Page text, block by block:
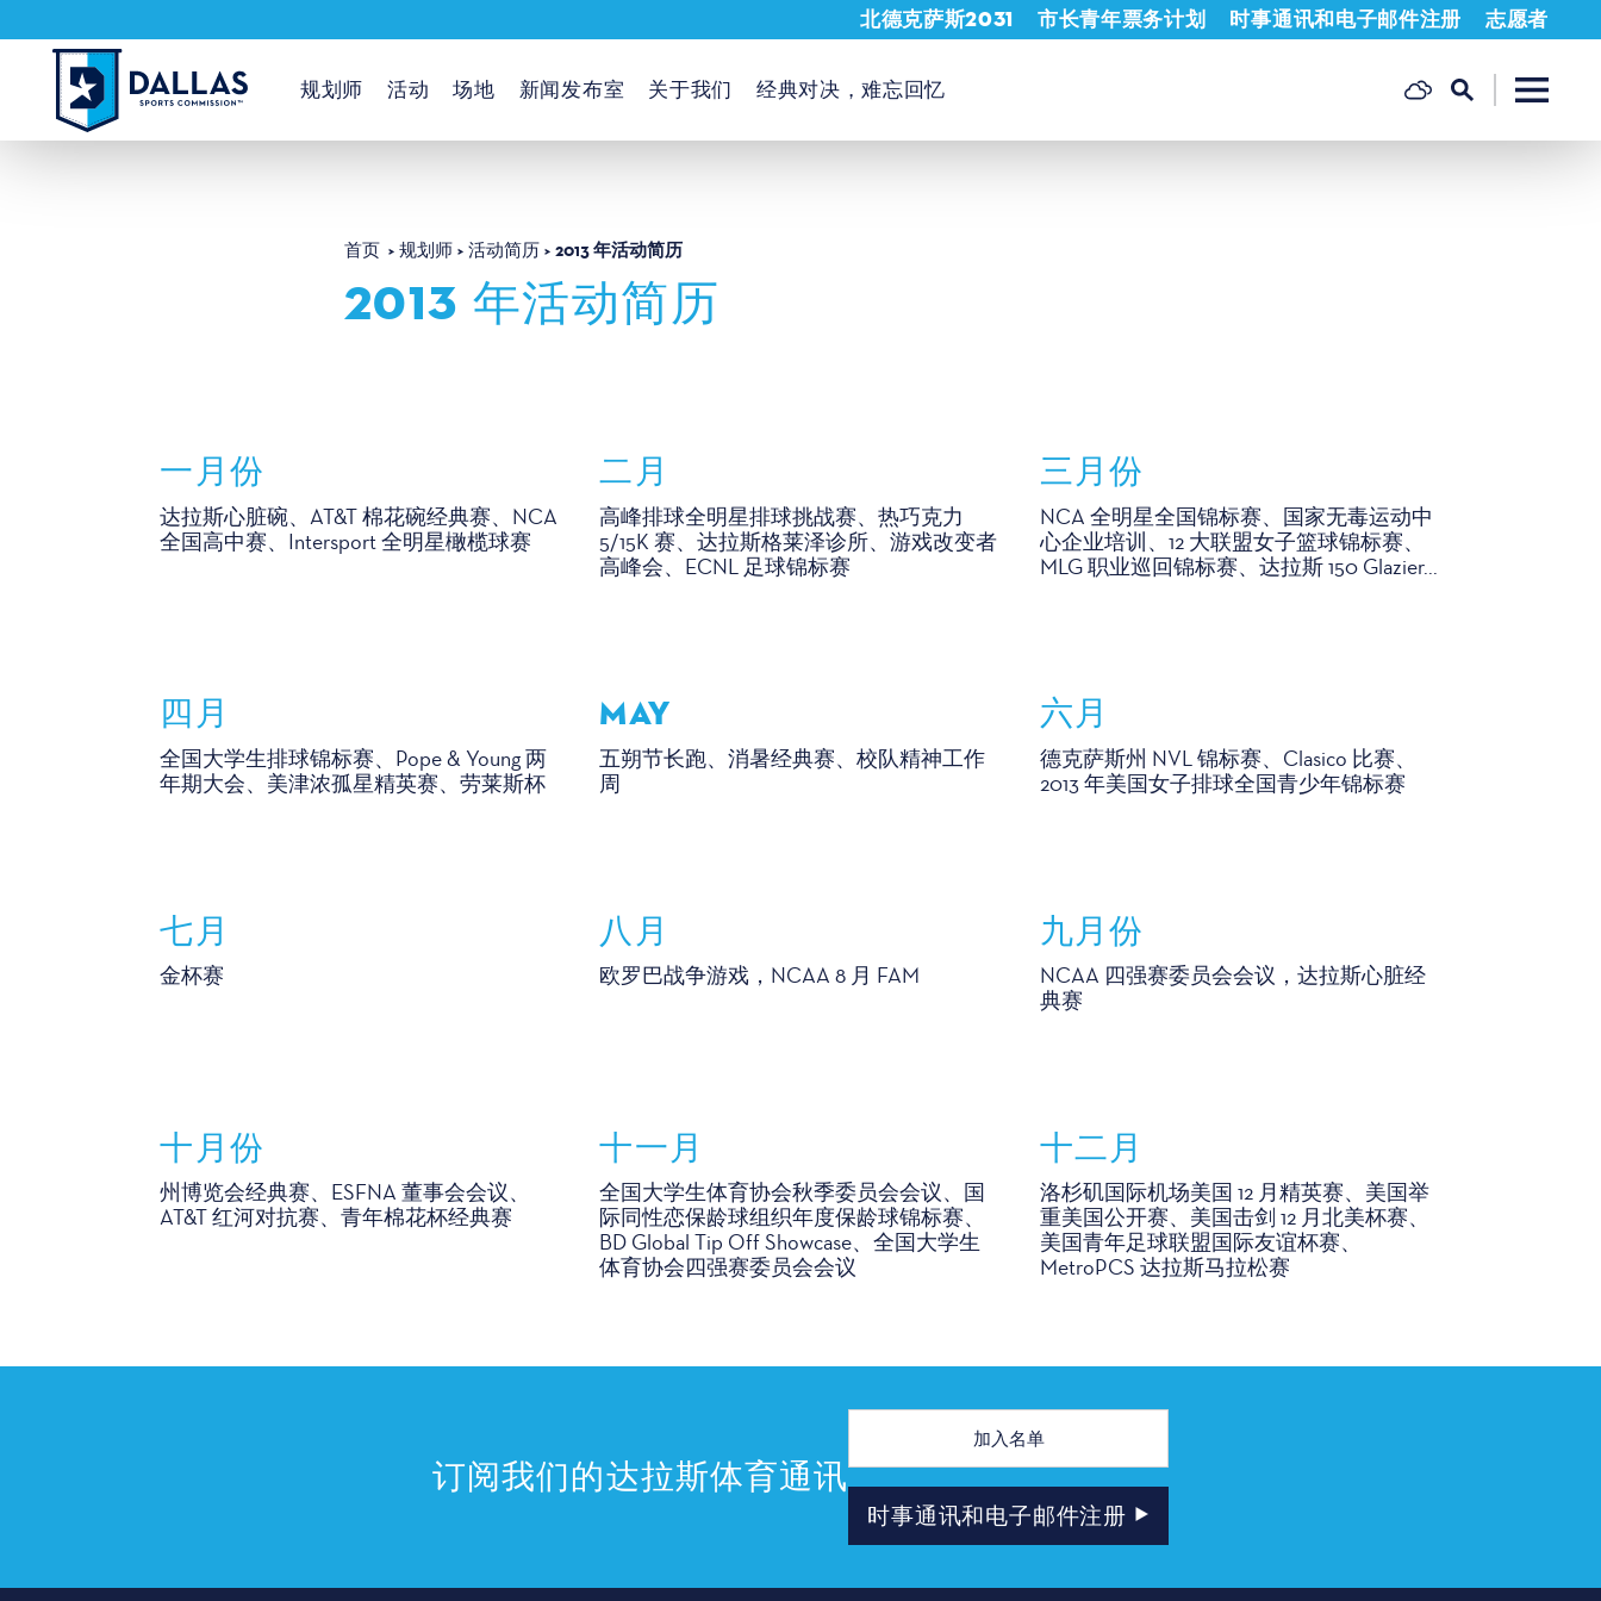
跳至内容
规划师 活动 场地 新闻发布室 关于我们 经典对决，难忘回忆
北德克萨斯2031 市长青年票务计划 时事通讯和电子邮件注册 志愿者
首页 规划师 活动简历 2013 年活动简历
2013 年活动简历
一月份
达拉斯心脏碗、AT&T 棉花碗经典赛、NCA
全国高中赛、Intersport 全明星橄榄球赛
二月
高峰排球全明星排球挑战赛、热巧克力
5/15K 赛、达拉斯格莱泽诊所、游戏改变者
高峰会、ECNL 足球锦标赛
三月份
NCA 全明星全国锦标赛、国家无毒运动中
心企业培训、12 大联盟女子篮球锦标赛、
MLG 职业巡回锦标赛、达拉斯 150 Glazier...
四月
全国大学生排球锦标赛、Pope & Young 两
年期大会、美津浓孤星精英赛、劳莱斯杯
MAY
五朔节长跑、消暑经典赛、校队精神工作
周
六月
德克萨斯州 NVL 锦标赛、Clasico 比赛、
2013 年美国女子排球全国青少年锦标赛
七月
金杯赛
八月
欧罗巴战争游戏，NCAA 8 月 FAM
九月份
NCAA 四强赛委员会会议，达拉斯心脏经
典赛
十月份
州博览会经典赛、ESFNA 董事会会议、
AT&T 红河对抗赛、青年棉花杯经典赛
十一月
全国大学生体育协会秋季委员会会议、国
际同性恋保龄球组织年度保龄球锦标赛、
BD Global Tip Off Showcase、全国大学生
体育协会四强赛委员会会议
十二月
洛杉矶国际机场美国 12 月精英赛、美国举
重美国公开赛、美国击剑 12 月北美杯赛、
美国青年足球联盟国际友谊杯赛、
MetroPCS 达拉斯马拉松赛
订阅我们的达拉斯体育通讯
电
件
地
时事通讯和电子邮件注册